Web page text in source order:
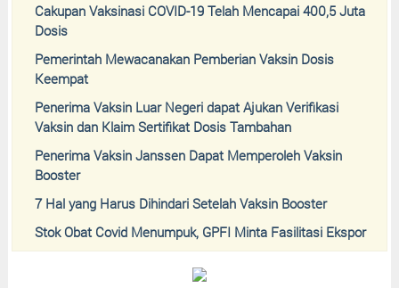
Cakupan Vaksinasi COVID-19 Telah Mencapai 400,5 Juta
Dosis
Pemerintah Mewacanakan Pemberian Vaksin Dosis
Keempat
Penerima Vaksin Luar Negeri dapat Ajukan Verifikasi
Vaksin dan Klaim Sertifikat Dosis Tambahan
Penerima Vaksin Janssen Dapat Memperoleh Vaksin
Booster
7 Hal yang Harus Dihindari Setelah Vaksin Booster
Stok Obat Covid Menumpuk, GPFI Minta Fasilitasi Ekspor